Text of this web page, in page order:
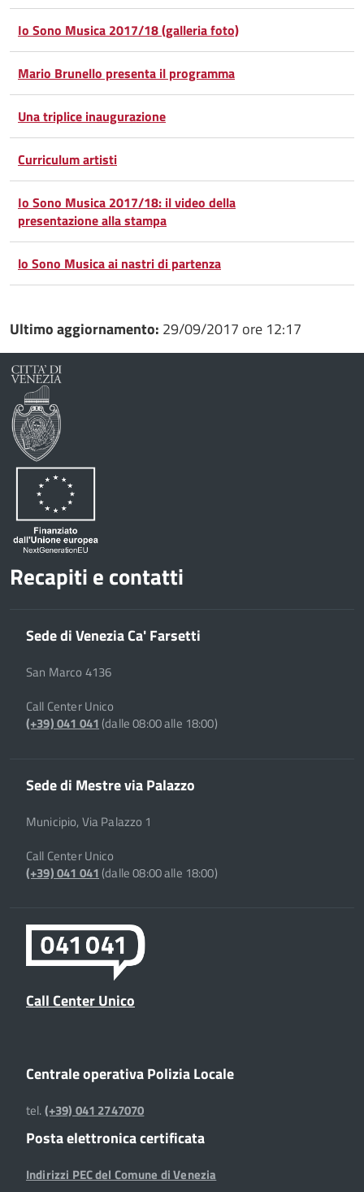
Facebook
Condividi
su
Twitter
Condividi
su
Google
Plus
Condividi
su
Whatsapp
Io Sono Musica 2017/18 (galleria foto)
Mario Brunello presenta il programma
Una triplice inaugurazione
Curriculum artisti
Io Sono Musica 2017/18: il video della
presentazione alla stampa
lo Sono Musica ai nastri di partenza
Ultimo aggiornamento: 29/09/2017 ore 12:17
Recapiti e contatti
Sede di Venezia Ca' Farsetti
San Marco 4136
Call Center Unico
(+39) 041 041(dalle 08:00 alle 18:00)
Sede di Mestre via Palazzo
Municipio, Via Palazzo 1
Call Center Unico
(+39) 041 041(dalle 08:00 alle 18:00)
Call Center Unico
Centrale operativa Polizia Locale
tel.(+39) 041 2747070
Posta elettronica certificata
Indirizzi PEC del Comune di Venezia